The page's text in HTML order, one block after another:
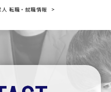
転職・就職情報
>